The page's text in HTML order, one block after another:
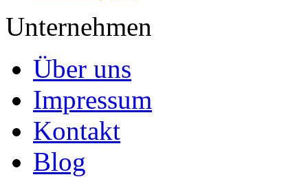
Unternehmen
Über uns
Impressum
Kontakt
Blog